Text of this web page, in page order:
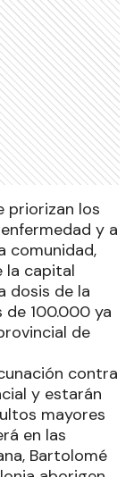
priorizan los
y a
comunidad,
la capital
dosis de la
de 100.000 ya
de
contra
y estarán
mayores
en las
Bartolomé